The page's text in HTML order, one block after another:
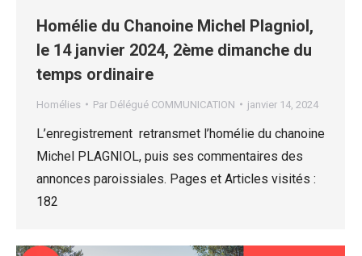
Homélie du Chanoine Michel Plagniol,
le 14 janvier 2024, 2ème dimanche du
temps ordinaire
Homélies Par Délégué COMMUNICATION janvier 14, 2024
L’enregistrement retransmet l’homélie du chanoine
Michel PLAGNIOL, puis ses commentaires des
annonces paroissiales. Pages et Articles visités :
182